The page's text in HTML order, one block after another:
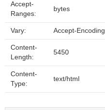
Accept-
Ranges:
bytes
Vary: Accept-Encoding
Content-
Length:
5450
Content-
Type:
text/html